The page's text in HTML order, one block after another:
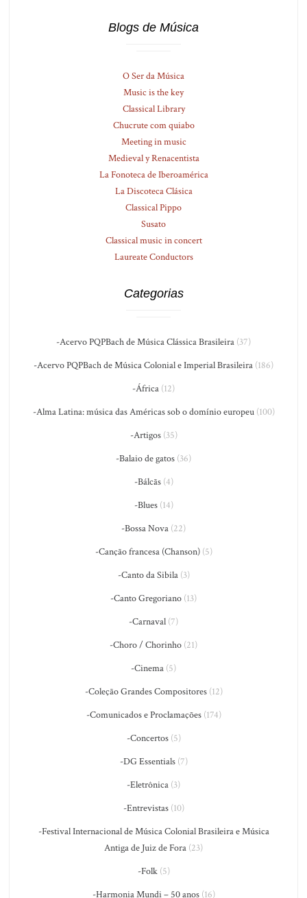
Blogs de Música
O Ser da Música
Music is the key
Classical Library
Chucrute com quiabo
Meeting in music
Medieval y Renacentista
La Fonoteca de Iberoamérica
La Discoteca Clásica
Classical Pippo
Susato
Classical music in concert
Laureate Conductors
Categorias
-Acervo PQPBach de Música Clássica Brasileira (37)
-Acervo PQPBach de Música Colonial e Imperial Brasileira (186)
-África (12)
-Alma Latina: música das Américas sob o domínio europeu(100)
-Artigos(35)
-Balaio de gatos (36)
-Bálcãs(4)
-Blues(14)
-Bossa Nova (22)
-Canção francesa (Chanson)(5)
-Canto da Sibila(3)
-Canto Gregoriano (13)
-Carnaval (7)
-Choro / Chorinho (21)
-Cinema (5)
-Coleção Grandes Compositores(12)
-Comunicados e Proclamações(174)
-Concertos(5)
-DG Essentials(7)
-Eletrônica (3)
-Entrevistas(10)
-Festival Internacional de Música Colonial Brasileira e Música
Antiga de Juiz de Fora (23)
-Folk(5)
-Harmonia Mundi – 50 anos(16)